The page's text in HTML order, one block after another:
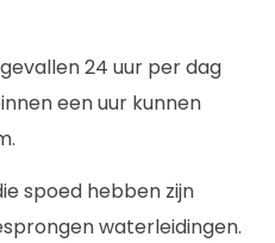
24 uur per dag
een uur kunnen
spoed hebben zijn
waterleidingen.